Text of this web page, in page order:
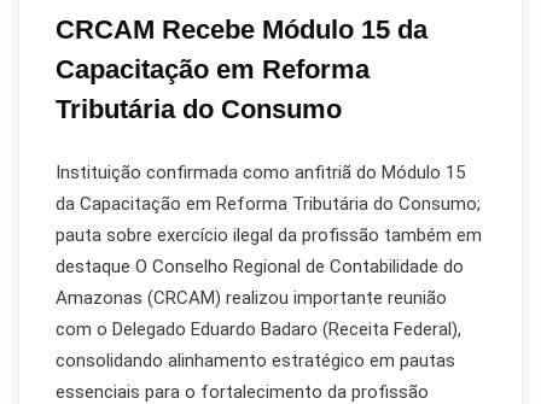
CRCAM Recebe Módulo 15 da
Capacitação em Reforma
Tributária do Consumo
Instituição confirmada como anfitriã do Módulo 15
da Capacitação em Reforma Tributária do Consumo;
pauta sobre exercício ilegal da profissão também em
destaque O Conselho Regional de Contabilidade do
Amazonas (CRCAM) realizou importante reunião
com o Delegado Eduardo Badaro (Receita Federal),
consolidando alinhamento estratégico em pautas
essenciais para o fortalecimento da profissão